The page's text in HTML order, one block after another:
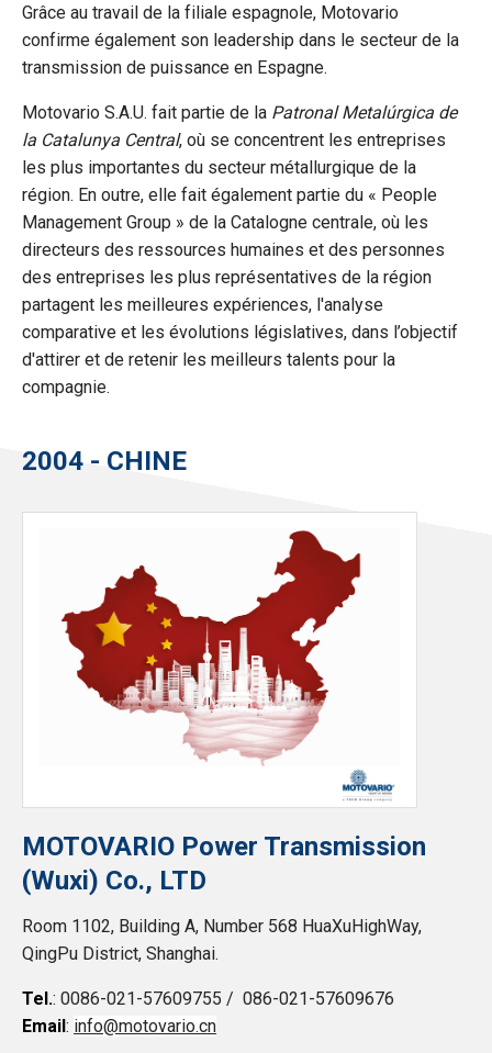
Informativa breve e consenso all’uso dei cookie.
Informiamo che in questo sito possono essere utilizzati
diversi tipi di cookie:
Cookie tecnici:
necessari per ottimizzare la navigazione
e fornire eventuali servizi richiesti dall’utente. Per questi
cookie non occorre l’acquisizione del tuo consenso.
: equiparabili ai
tecnici, sono necessari per elaborare statistiche anonime
ed aggregate, al fine di ottimizzare il sito. Per questi
cookie non occorre l’acquisizione del tuo consenso.
Cookie di profilazione/marketing:
navigazione e mostrarti avvisi pubblicitari mirati, in linea
con le tue preferenze. Ti chiediamo di effettuare le tue
uno dei bottoni sotto riportati. Puoi avere maggiori dettagli
visionando l’Informativa estesa cookie. La chiusura del
presente banner comporterà il permanere dei soli cookie
tecnici ed analytics anonimi, per i quali non occorre il tuo
consenso. Potrai modificare le tue scelte in qualsiasi
momento, accedendo al link presente nel footer.
Grâce au travail de la filiale espagnole, Motovario
confirme également son leadership dans le secteur de la
transmission de puissance en Espagne.
Motovario S.A.U. fait partie de la Patronal Metalúrgica de
la Catalunya Central, où se concentrent les entreprises
les plus importantes du secteur métallurgique de la
région. En outre, elle fait également partie du « People
Management Group » de la Catalogne centrale, où les
directeurs des ressources humaines et des personnes
des entreprises les plus représentatives de la région
partagent les meilleures expériences, l'analyse
comparative et les évolutions législatives, dans l’objectif
d'attirer et de retenir les meilleurs talents pour la
compagnie.
2004 - CHINE
MOTOVARIO Power Transmission
(Wuxi) Co., LTD
Room 1102, Building A, Number 568 HuaXuHighWay,
QingPu District, Shanghai.
Tel.: 0086-021-57609755 / 086-021-57609676
Email: info@motovario.cn